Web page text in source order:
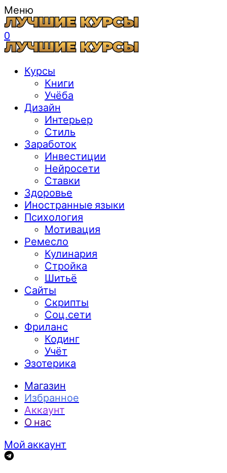
Меню
0
Курсы
Книги
Учёба
Дизайн
Интерьер
Стиль
Заработок
Инвестиции
Нейросети
Ставки
Здоровье
Иностранные языки
Психология
Мотивация
Ремесло
Кулинария
Стройка
Шитьё
Сайты
Скрипты
Соц.сети
Фриланс
Кодинг
Учёт
Эзотерика
Магазин
Избранное
Аккаунт
О нас
Мой аккаунт